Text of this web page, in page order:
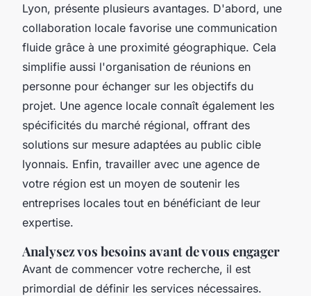
Lyon, présente plusieurs avantages. D'abord, une
collaboration locale favorise une communication
fluide grâce à une proximité géographique. Cela
simplifie aussi l'organisation de réunions en
personne pour échanger sur les objectifs du
projet. Une agence locale connaît également les
spécificités du marché régional, offrant des
solutions sur mesure adaptées au public cible
lyonnais. Enfin, travailler avec une agence de
votre région est un moyen de soutenir les
entreprises locales tout en bénéficiant de leur
expertise.
Analysez vos besoins avant de vous engager
Avant de commencer votre recherche, il est
primordial de définir les services nécessaires.